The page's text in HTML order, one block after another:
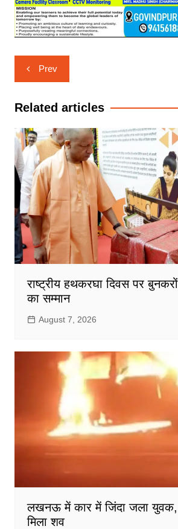
Post
navigation
Prev
Related articles
राष्ट्रीय हथकरघा दिवस पर
का सम्मान
August 7, 2026
लखनऊ में कार में जिंदा जला युवक,
मिला शव